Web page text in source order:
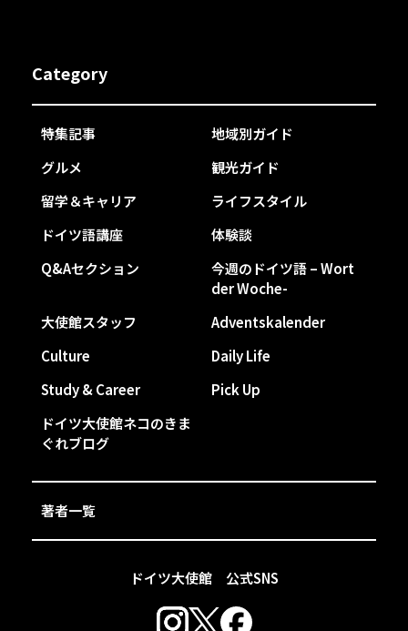
ドイツ大使館 公式SNS
Category
特集記事
地域別ガイド
グルメ
観光ガイド
留学＆キャリア
ライフスタイル
ドイツ語講座
体験談
Q&Aセクション
今週のドイツ語 – Wort
der Woche-
大使館スタッフ
Adventskalender
Culture
Daily Life
Study & Career
Pick Up
ドイツ大使館ネコのきま
ぐれブログ
著者一覧